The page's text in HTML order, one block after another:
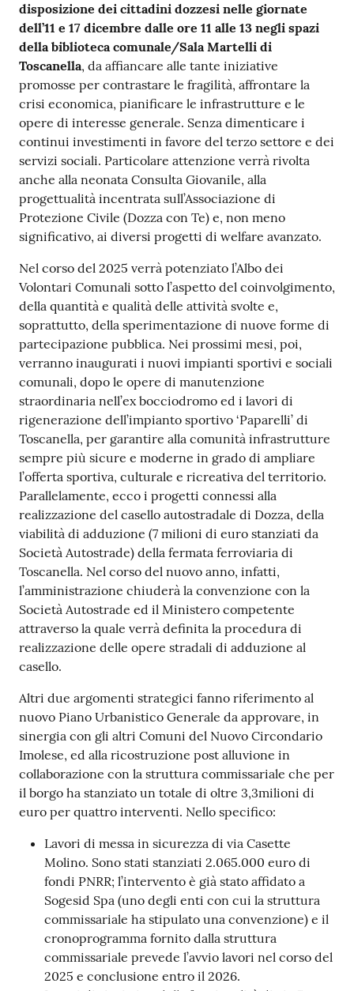
disposizione dei cittadini dozzesi nelle giornate
dell’11 e 17 dicembre dalle ore 11 alle 13 negli spazi
della biblioteca comunale/Sala Martelli di
Toscanella, da affiancare alle tante iniziative
promosse per contrastare le fragilità, affrontare la
crisi economica, pianificare le infrastrutture e le
opere di interesse generale. Senza dimenticare i
continui investimenti in favore del terzo settore e dei
servizi sociali. Particolare attenzione verrà rivolta
anche alla neonata Consulta Giovanile, alla
progettualità incentrata sull’Associazione di
Protezione Civile (Dozza con Te) e, non meno
significativo, ai diversi progetti di welfare avanzato.
Nel corso del 2025 verrà potenziato l’Albo dei
Volontari Comunali sotto l’aspetto del coinvolgimento,
della quantità e qualità delle attività svolte e,
soprattutto, della sperimentazione di nuove forme di
partecipazione pubblica. Nei prossimi mesi, poi,
verranno inaugurati i nuovi impianti sportivi e sociali
comunali, dopo le opere di manutenzione
straordinaria nell’ex bocciodromo ed i lavori di
rigenerazione dell’impianto sportivo ‘Paparelli’ di
Toscanella, per garantire alla comunità infrastrutture
sempre più sicure e moderne in grado di ampliare
l’offerta sportiva, culturale e ricreativa del territorio.
Parallelamente, ecco i progetti connessi alla
realizzazione del casello autostradale di Dozza, della
viabilità di adduzione (7 milioni di euro stanziati da
Società Autostrade) della fermata ferroviaria di
Toscanella. Nel corso del nuovo anno, infatti,
l’amministrazione chiuderà la convenzione con la
Società Autostrade ed il Ministero competente
attraverso la quale verrà definita la procedura di
realizzazione delle opere stradali di adduzione al
casello.
Altri due argomenti strategici fanno riferimento al
nuovo Piano Urbanistico Generale da approvare, in
sinergia con gli altri Comuni del Nuovo Circondario
Imolese, ed alla ricostruzione post alluvione in
collaborazione con la struttura commissariale che per
il borgo ha stanziato un totale di oltre 3,3milioni di
euro per quattro interventi. Nello specifico:
Lavori di messa in sicurezza di via Casette
Molino. Sono stati stanziati 2.065.000 euro di
fondi PNRR; l’intervento è già stato affidato a
Sogesid Spa (uno degli enti con cui la struttura
commissariale ha stipulato una convenzione) e il
cronoprogramma fornito dalla struttura
commissariale prevede l’avvio lavori nel corso del
2025 e conclusione entro il 2026.